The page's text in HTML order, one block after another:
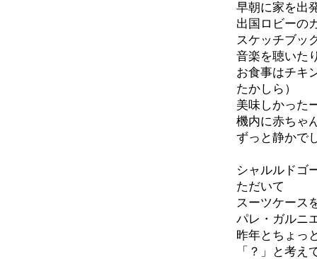
早朝に家を出
出国ロビーの
スケッチブッ
音楽を聴いた
お食事はチキ
たかしら）
美味しかった
機内に赤ちゃ
ずっと静かで
シャルルドゴ
ただいて
スーツケース
パレ・ガルニ
昨年とちょっ
「？」と考